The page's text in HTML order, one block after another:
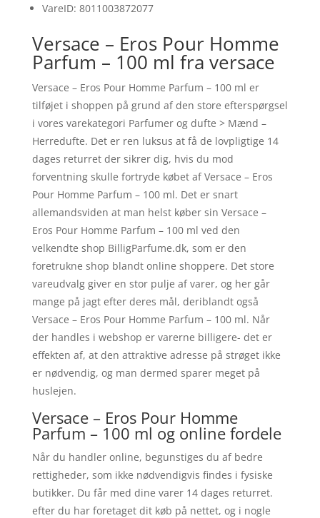
VareID: 8011003872077
Versace – Eros Pour Homme
Parfum – 100 ml fra versace
Versace – Eros Pour Homme Parfum – 100 ml er
tilføjet i shoppen på grund af den store efterspørgsel
i vores varekategori Parfumer og dufte > Mænd –
Herredufte. Det er ren luksus at få de lovpligtige 14
dages returret der sikrer dig, hvis du mod
forventning skulle fortryde købet af Versace – Eros
Pour Homme Parfum – 100 ml. Det er snart
allemandsviden at man helst køber sin Versace –
Eros Pour Homme Parfum – 100 ml ved den
velkendte shop BilligParfume.dk, som er den
foretrukne shop blandt online shoppere. Det store
vareudvalg giver en stor pulje af varer, og her går
mange på jagt efter deres mål, deriblandt også
Versace – Eros Pour Homme Parfum – 100 ml. Når
der handles i webshop er varerne billigere- det er
effekten af, at den attraktive adresse på strøget ikke
er nødvendig, og man dermed sparer meget på
huslejen.
Versace – Eros Pour Homme
Parfum – 100 ml og online fordele
Når du handler online, begunstiges du af bedre
rettigheder, som ikke nødvendigvis findes i fysiske
butikker. Du får med dine varer 14 dages returret.
efter du har foretaget dit køb på nettet, og i nogle